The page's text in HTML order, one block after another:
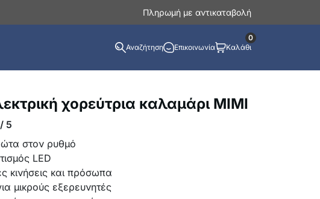
Πληρωμή με αντικαταβολή
Αναζήτηση Επικοινωνία Καλάθι
0
χορεύτρια καλαμάρι MIMI
5
στον ρυθμό
LED
κινήσεις και πρόσωπα
μικρούς εξερευνητές